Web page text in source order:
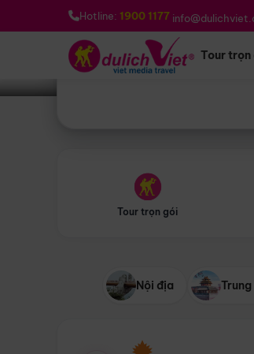
Hotline: 1900 1177
Tour trọn
Bạn muốn đi đâu? *
Tour trọn gói
Nội địa